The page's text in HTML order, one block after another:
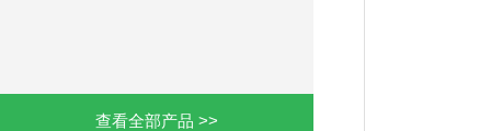
查看全部产品 >>